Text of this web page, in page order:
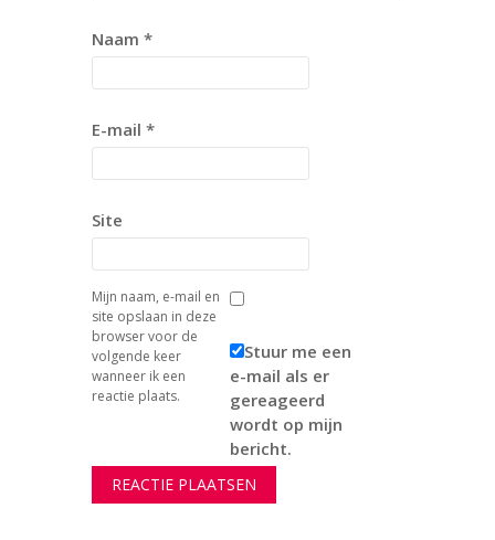
Naam *
E-mail *
Site
Mijn naam, e-mail en
site opslaan in deze
browser voor de
volgende keer
wanneer ik een
reactie plaats.
Stuur me een
e-mail als er
gereageerd
wordt op mijn
bericht.